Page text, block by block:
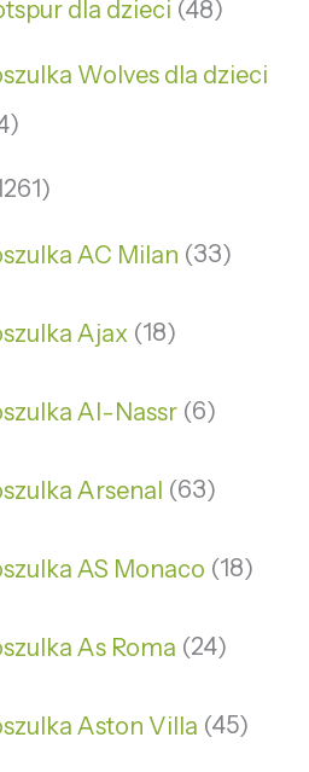
dla dzieci 48
Wolves dla dzieci
AC Milan 33
Ajax 18
Al-Nassr 6
Arsenal 63
AS Monaco 18
As Roma 24
Aston Villa 45